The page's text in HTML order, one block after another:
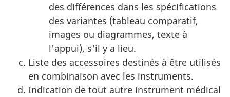
des différences dans les spécifications
des variantes (tableau comparatif,
images ou diagrammes, texte à
l'appui), s'il y a lieu.
Liste des accessoires destinés à être utilisés
en combinaison avec les instruments.
Indication de tout autre instrument médical